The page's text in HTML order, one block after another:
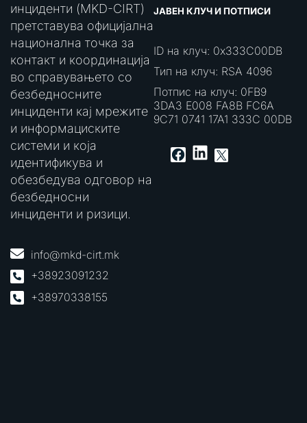
инциденти (MKD-CIRT)
претставува официјална
национална точка за
контакт и координација
во справувањето со
безбедносните
инциденти кај мрежите
и информациските
системи и која
идентификува и
обезбедува одговор на
безбедносни
инциденти и ризици.
info@mkd-cirt.mk
+38923091232
+38970338155
ЈАВЕН КЛУЧ И ПОТПИСИ
ID на клуч: 0x333C00DB
Тип на клуч: RSA 4096
Потпис на клуч: 0FB9
3DA3 E008 FA8B FC6A
9C71 0741 17A1 333C 00DB
Facebook
LinkedIn
X